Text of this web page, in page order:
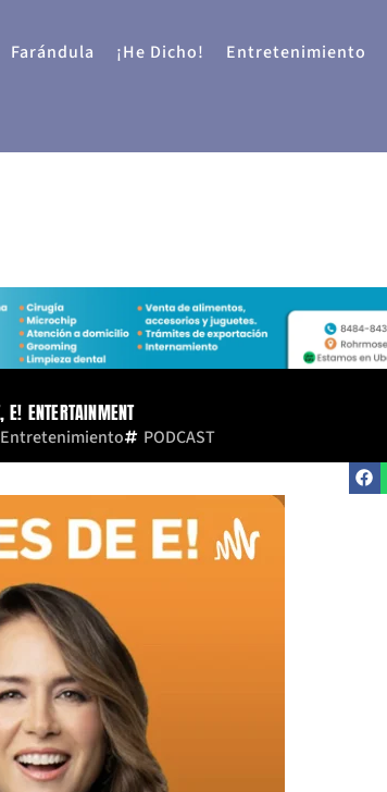
Farándula ¡He Dicho! Entretenimiento
ENTERTAINMENT
Entretenimiento PODCAST